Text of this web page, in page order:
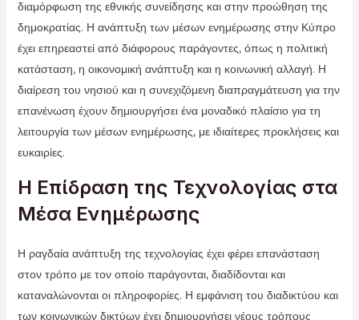
διαμόρφωση της εθνικής συνείδησης και στην προώθηση της
δημοκρατίας. Η ανάπτυξη των μέσων ενημέρωσης στην Κύπρο
έχει επηρεαστεί από διάφορους παράγοντες, όπως η πολιτική
κατάσταση, η οικονομική ανάπτυξη και η κοινωνική αλλαγή. Η
διαίρεση του νησιού και η συνεχιζόμενη διαπραγμάτευση για την
επανένωση έχουν δημιουργήσει ένα μοναδικό πλαίσιο για τη
λειτουργία των μέσων ενημέρωσης, με ιδιαίτερες προκλήσεις και
ευκαιρίες.
Η Επίδραση της Τεχνολογίας στα
Μέσα Ενημέρωσης
Η ραγδαία ανάπτυξη της τεχνολογίας έχει φέρει επανάσταση
στον τρόπο με τον οποίο παράγονται, διαδίδονται και
καταναλώνονται οι πληροφορίες. Η εμφάνιση του διαδικτύου και
των κοινωνικών δικτύων έχει δημιουργήσει νέους τρόπους